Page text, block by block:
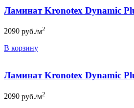
Ламинат Kronotex Dynamic
2090 руб./м2
В корзину
Ламинат Kronotex Dynamic
2090 руб./м2